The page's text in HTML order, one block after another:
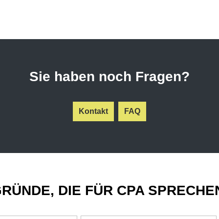
Sie haben noch Fragen?
Kontakt FAQ
DIE FÜR CPA